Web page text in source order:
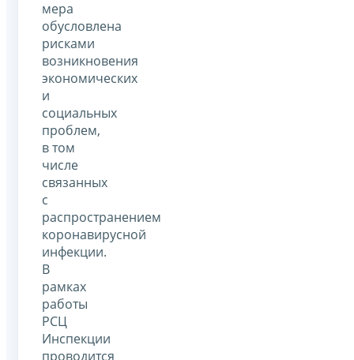
мера
обусловлена
рисками
возникновения
экономических
и
социальных
проблем,
в том
числе
связанных
с
распространением
коронавирусной
инфекции.
В
рамках
работы
РСЦ
Инспекции
проводится